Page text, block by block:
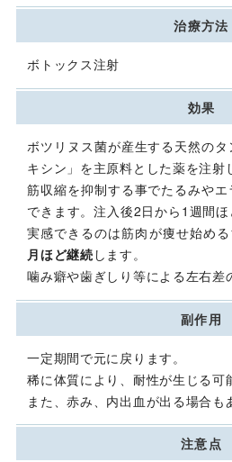
治療方法
ボトックス注射
効果
ボツリヌス菌が産生する天然の
キシン」を主原料とした薬を注射
筋収縮を抑制する事でたるみや
できます。注入後2日から1週間
実感できるのは筋肉が痩せ始める
月ほど継続 します。
噛み癖や歯ぎしり等による左右差
副作用
一定期間で元に戻ります。
稀に体質により、耐性が生じる可
また、赤み、内出血が出る場合も
注意点